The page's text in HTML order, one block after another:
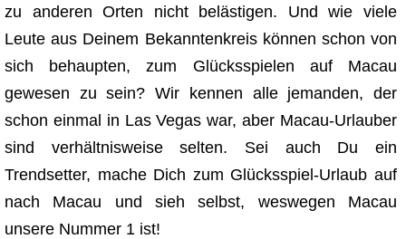
zu anderen Orten nicht belästigen. Und wie viele
Leute aus Deinem Bekanntenkreis können schon von
sich behaupten, zum Glücksspielen auf Macau
gewesen zu sein? Wir kennen alle jemanden, der
schon einmal in Las Vegas war, aber Macau-Urlauber
sind verhältnisweise selten. Sei auch Du ein
Trendsetter, mache Dich zum Glücksspiel-Urlaub auf
nach Macau und sieh selbst, weswegen Macau
unsere Nummer 1 ist!